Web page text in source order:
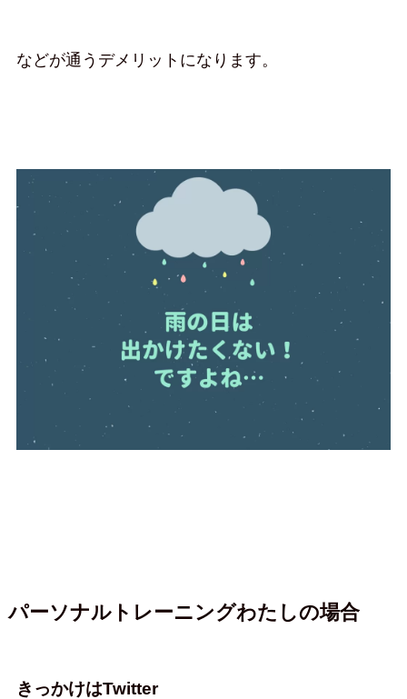
などが通うデメリットになります。
パーソナルトレーニングわたしの場合
きっかけはTwitter